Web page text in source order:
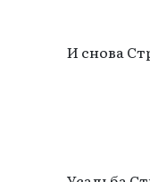
И снова